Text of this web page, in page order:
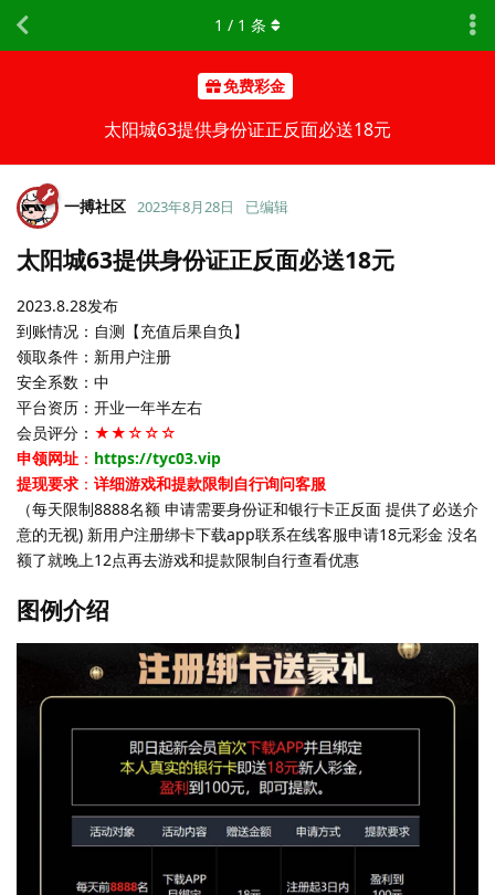
免费彩金
太阳城63提供身份证正反面必送18元
1 / 1 条
一搏社区 2023年8月28日 已编辑
太阳城63提供身份证正反面必送18元
2023.8.28发布
到账情况：自测【充值后果自负】
领取条件：新用户注册
安全系数：中
平台资历：开业一年半左右
会员评分： ★★☆☆☆
申领网址 ： https://tyc03.vip
提现要求 ： 详细游戏和提款限制自行询问客服
（每天限制8888名额 申请需要身份证和银行卡正反面 提供了必送介
意的无视) 新用户注册绑卡下载app联系在线客服申请18元彩金 没名
额了就晚上12点再去游戏和提款限制自行查看优惠
图例介绍